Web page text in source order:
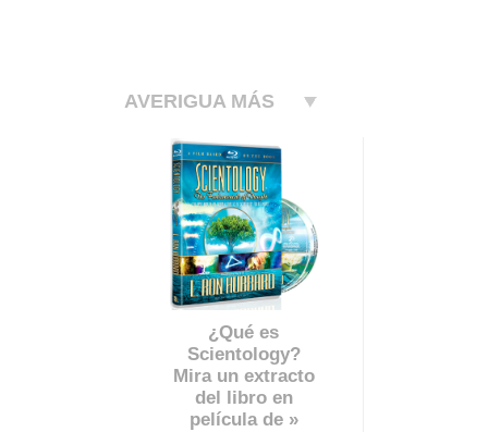
AVERIGUA MÁS
¿Qué es
Scientology?
Mira un extracto
del libro en
película de »